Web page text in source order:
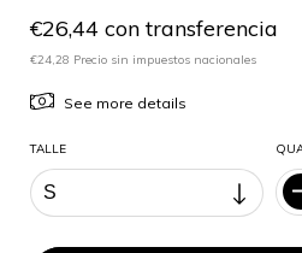
€26,44 con transferencia
€24,28 Precio sin impuestos nacionales
See more details
TALLE